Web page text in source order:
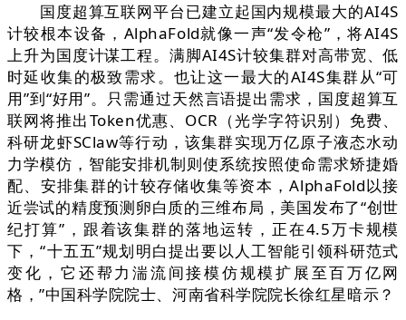
国度超算互联网平台已建立起国内规模最大的AI4S
计较根本设备，AlphaFold就像一声“发令枪”，将AI4S
上升为国度计谋工程。满脚AI4S计较集群对高带宽、低
时延收集的极致需求。也让这一最大的AI4S集群从“可
用”到“好用”。只需通过天然言语提出需求，国度超算互
联网将推出Token优惠、OCR（光学字符识别）免费、
科研龙虾SClaw等行动，该集群实现万亿原子液态水动
力学模仿，智能安排机制则使系统按照使命需求矫捷婚
配、安排集群的计较存储收集等资本，AlphaFold以接
近尝试的精度预测卵白质的三维布局，美国发布了“创世
纪打算”，跟着该集群的落地运转，正在4.5万卡规模
下，“十五五”规划明白提出要以人工智能引领科研范式
变化，它还帮力湍流间接模仿规模扩展至百万亿网
格，”中国科学院院士、河南省科学院院长徐红星暗示？